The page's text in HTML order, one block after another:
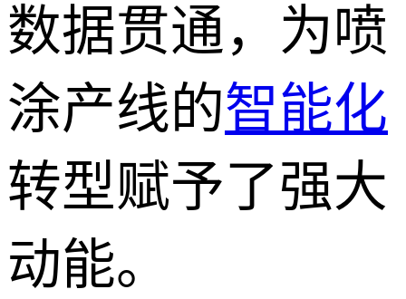
数据贯通，为喷
涂产线的智能化
转型赋予了强大
动能。